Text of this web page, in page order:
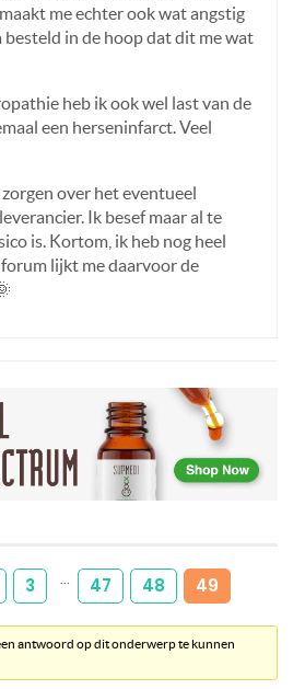
me echter ook wat angstig
besteld in de hoop dat dit me wat
heb ik ook wel last van de
een herseninfarct. Veel
over het eventueel
Ik besef maar al te
is. Kortom, ik heb nog heel
lijkt me daarvoor de
3 47 48 49
antwoord op dit onderwerp te kunnen